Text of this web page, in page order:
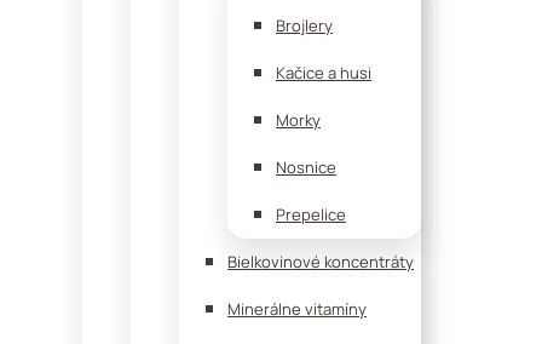
Brojlery
Kačice a husi
Morky
Nosnice
Prepelice
Bielkovinové koncentráty
Minerálne vitamíny